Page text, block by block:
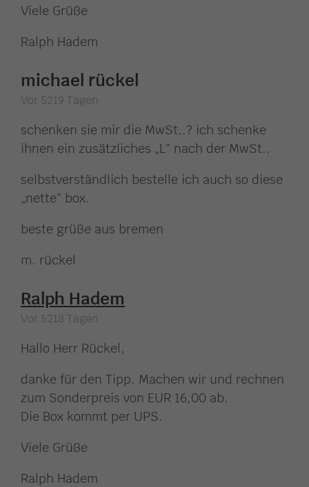
Viele Grüße
Ralph Hadem
michael rückel
Vor 5219 Tagen
schenken sie mir die MwSt..? ich schenke
ihnen ein zusätzliches „L“ nach der MwSt..
selbstverständlich bestelle ich auch so diese
„nette“ box.
beste grüße aus bremen
m. rückel
Ralph Hadem
Vor 5218 Tagen
Hallo Herr Rückel,
danke für den Tipp. Machen wir und rechnen
zum Sonderpreis von EUR 16,00 ab.
Die Box kommt per UPS.
Viele Grüße
Ralph Hadem